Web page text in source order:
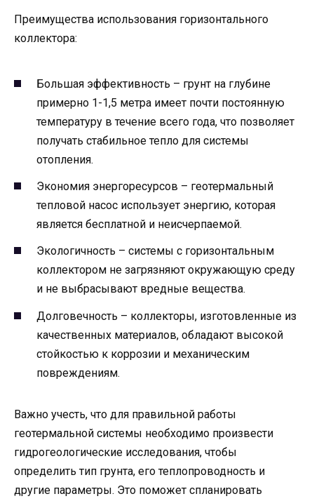
Преимущества использования горизонтального
коллектора:
Большая эффективность – грунт на глубине
примерно 1-1,5 метра имеет почти постоянную
температуру в течение всего года, что позволяет
получать стабильное тепло для системы
отопления.
Экономия энергоресурсов – геотермальный
тепловой насос использует энергию, которая
является бесплатной и неисчерпаемой.
Экологичность – системы с горизонтальным
коллектором не загрязняют окружающую среду
и не выбрасывают вредные вещества.
Долговечность – коллекторы, изготовленные из
качественных материалов, обладают высокой
стойкостью к коррозии и механическим
повреждениям.
Важно учесть, что для правильной работы
геотермальной системы необходимо произвести
гидрогеологические исследования, чтобы
определить тип грунта, его теплопроводность и
другие параметры. Это поможет спланировать